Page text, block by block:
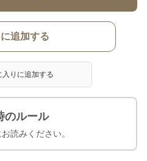
追加する
入りに追加する
のルール
読みください。